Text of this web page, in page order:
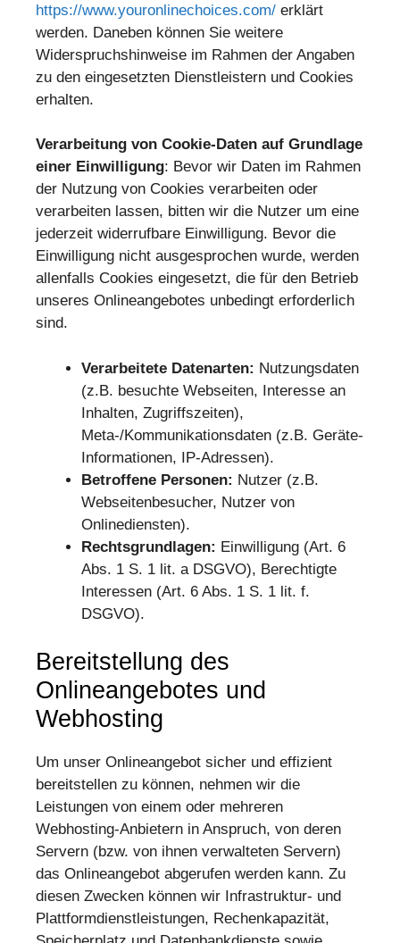
https://www.youronlinechoices.com/ erklärt
werden. Daneben können Sie weitere
Widerspruchshinweise im Rahmen der Angaben
zu den eingesetzten Dienstleistern und Cookies
erhalten.
Verarbeitung von Cookie-Daten auf Grundlage
einer Einwilligung: Bevor wir Daten im Rahmen
der Nutzung von Cookies verarbeiten oder
verarbeiten lassen, bitten wir die Nutzer um eine
jederzeit widerrufbare Einwilligung. Bevor die
Einwilligung nicht ausgesprochen wurde, werden
allenfalls Cookies eingesetzt, die für den Betrieb
unseres Onlineangebotes unbedingt erforderlich
sind.
Verarbeitete Datenarten: Nutzungsdaten
(z.B. besuchte Webseiten, Interesse an
Inhalten, Zugriffszeiten),
Meta-/Kommunikationsdaten (z.B. Geräte-
Informationen, IP-Adressen).
Betroffene Personen: Nutzer (z.B.
Webseitenbesucher, Nutzer von
Onlinediensten).
Rechtsgrundlagen: Einwilligung (Art. 6
Abs. 1 S. 1 lit. a DSGVO), Berechtigte
Interessen (Art. 6 Abs. 1 S. 1 lit. f.
DSGVO).
Bereitstellung des
Onlineangebotes und
Webhosting
Um unser Onlineangebot sicher und effizient
bereitstellen zu können, nehmen wir die
Leistungen von einem oder mehreren
Webhosting-Anbietern in Anspruch, von deren
Servern (bzw. von ihnen verwalteten Servern)
das Onlineangebot abgerufen werden kann. Zu
diesen Zwecken können wir Infrastruktur- und
Plattformdienstleistungen, Rechenkapazität,